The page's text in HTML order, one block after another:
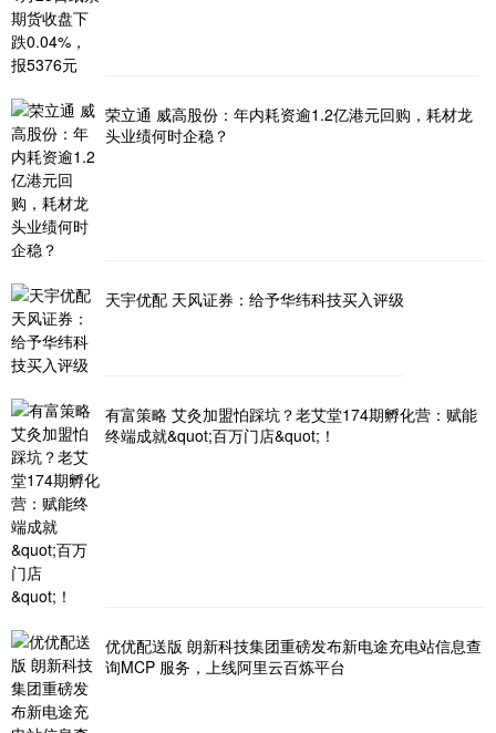
荣立通 威高股份：年内耗资逾1.2亿港元回购，耗材龙
头业绩何时企稳？
天宇优配 天风证券：给予华纬科技买入评级
有富策略 艾灸加盟怕踩坑？老艾堂174期孵化营：赋能
终端成就&quot;百万门店&quot;！
优优配送版 朗新科技集团重磅发布新电途充电站信息查
询MCP 服务，上线阿里云百炼平台